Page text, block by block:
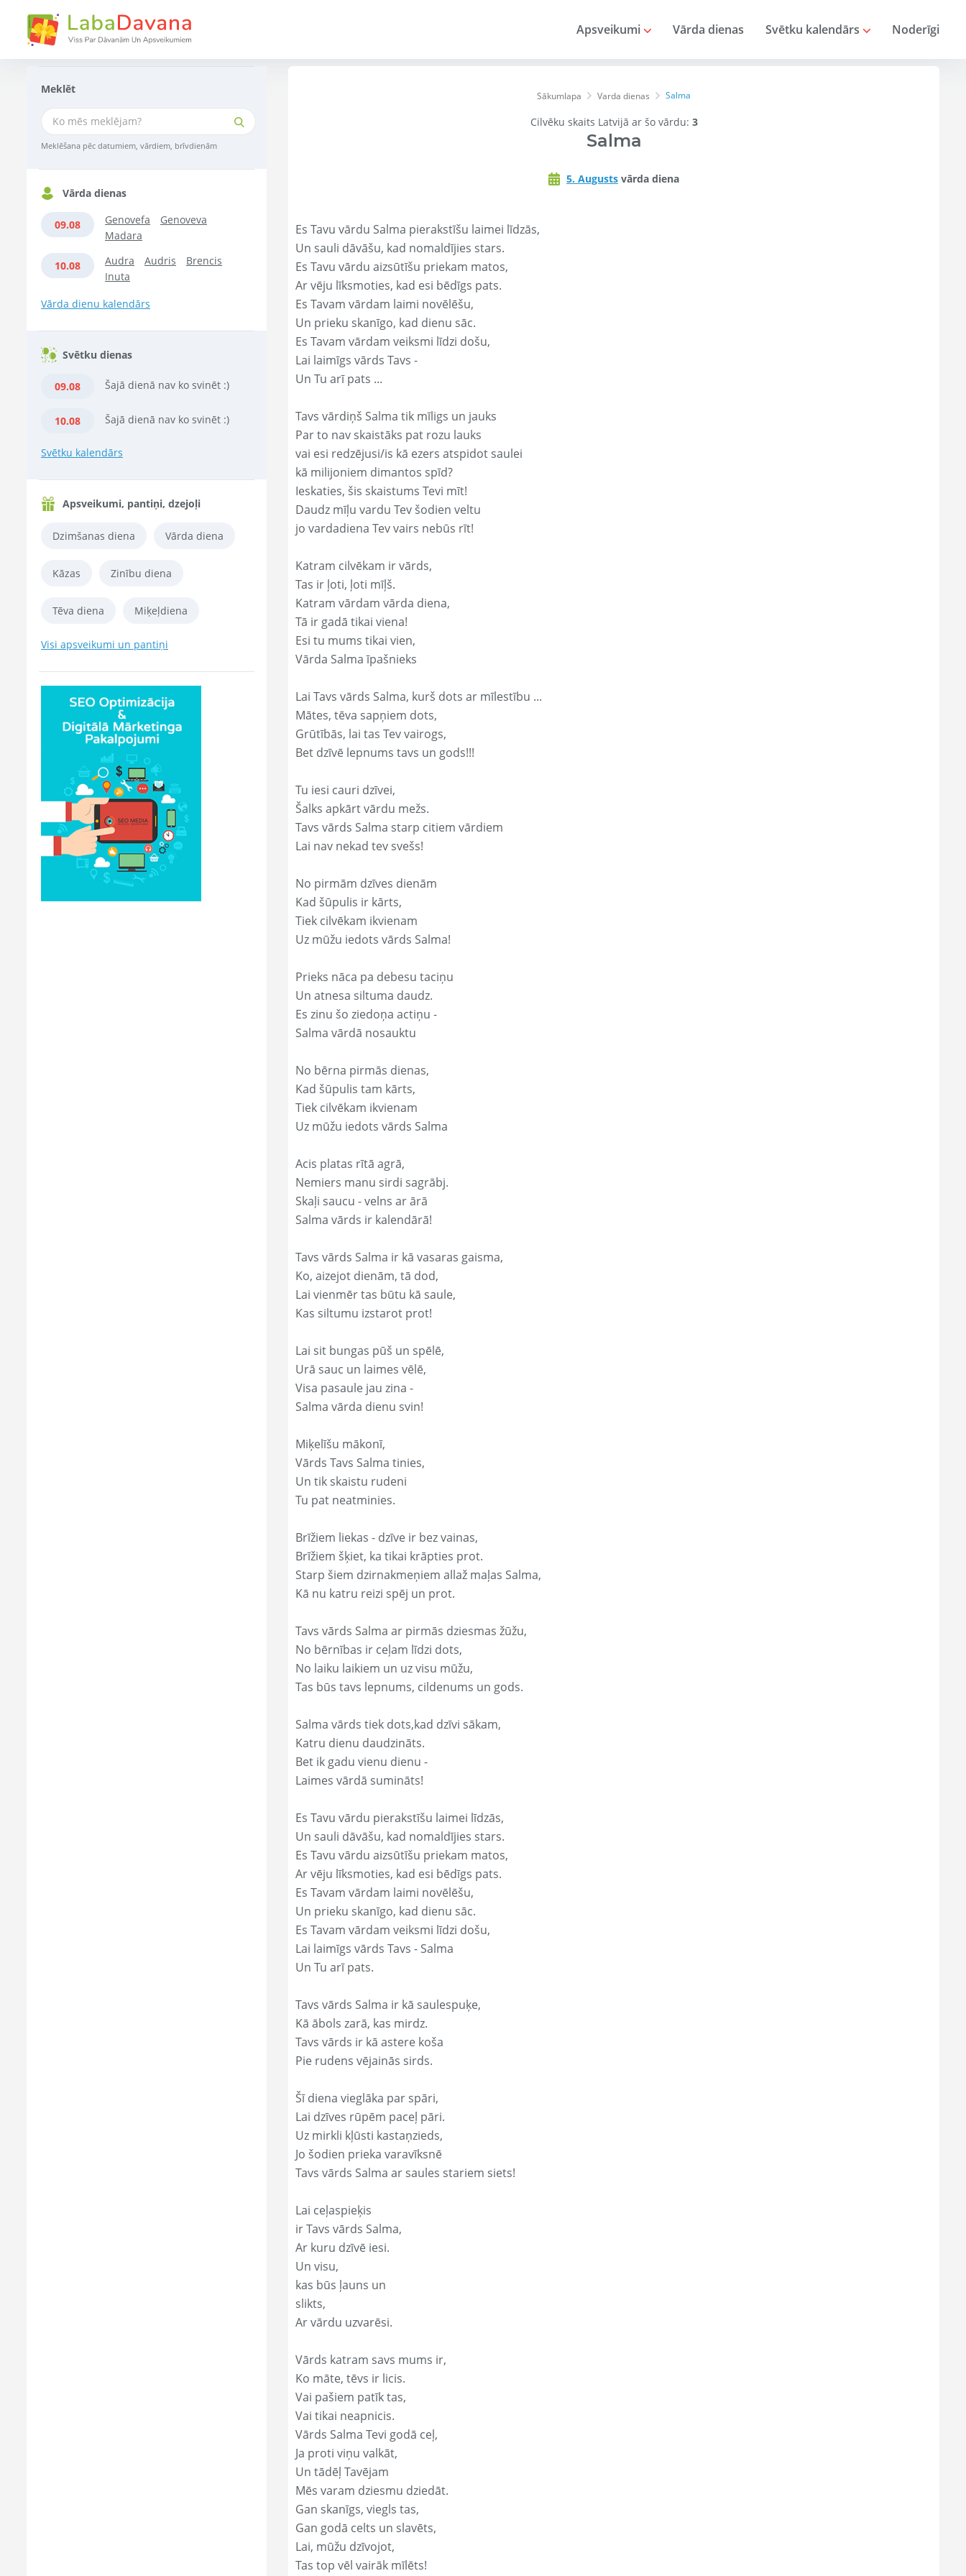
Apsveikumi Vārda dienas Svētku kalendārs Noderīgi
Meklēt
Meklēšana pēc datumiem, vārdiem, brīvdienām
Vārda dienas
09.08 Genovefa
Genoveva
Madara
10.08 Audra Audris
Brencis
Inuta
Vārda dienu kalendārs
Svētku dienas
09.08 Šajā dienā nav ko svinēt :)
10.08 Šajā dienā nav ko svinēt :)
Svētku kalendārs
Apsveikumi, pantiņi, dzejoļi
Dzimšanas diena Vārda diena
Kāzas Zinību diena
Tēva diena Miķeļdiena
Visi apsveikumi un pantiņi
Sākumlapa Varda dienas Salma
Cilvēku skaits Latvijā ar šo vārdu: 3
Salma
5. Augusts vārda diena
Es Tavu vārdu Salma pierakstīšu laimei līdzās,
Un sauli dāvāšu, kad nomaldījies stars.
Es Tavu vārdu aizsūtīšu priekam matos,
Ar vēju līksmoties, kad esi bēdīgs pats.
Es Tavam vārdam laimi novēlēšu,
Un prieku skanīgo, kad dienu sāc.
Es Tavam vārdam veiksmi līdzi došu,
Lai laimīgs vārds Tavs -
Un Tu arī pats ...
Tavs vārdiņš Salma tik mīligs un jauks
Par to nav skaistāks pat rozu lauks
vai esi redzējusi/is kā ezers atspidot saulei
kā milijoniem dimantos spīd?
Ieskaties, šis skaistums Tevi mīt!
Daudz mīļu vardu Tev šodien veltu
jo vardadiena Tev vairs nebūs rīt!
Katram cilvēkam ir vārds,
Tas ir ļoti, ļoti mīļš.
Katram vārdam vārda diena,
Tā ir gadā tikai viena!
Esi tu mums tikai vien,
Vārda Salma īpašnieks
Lai Tavs vārds Salma, kurš dots ar mīlestību ...
Mātes, tēva sapņiem dots,
Grūtībās, lai tas Tev vairogs,
Bet dzīvē lepnums tavs un gods!!!
Tu iesi cauri dzīvei,
Šalks apkārt vārdu mežs.
Tavs vārds Salma starp citiem vārdiem
Lai nav nekad tev svešs!
No pirmām dzīves dienām
Kad šūpulis ir kārts,
Tiek cilvēkam ikvienam
Uz mūžu iedots vārds Salma!
Prieks nāca pa debesu taciņu
Un atnesa siltuma daudz.
Es zinu šo ziedoņa actiņu -
Salma vārdā nosauktu
No bērna pirmās dienas,
Kad šūpulis tam kārts,
Tiek cilvēkam ikvienam
Uz mūžu iedots vārds Salma
Acis platas rītā agrā,
Nemiers manu sirdi sagrābj.
Skaļi saucu - velns ar ārā
Salma vārds ir kalendārā!
Tavs vārds Salma ir kā vasaras gaisma,
Ko, aizejot dienām, tā dod,
Lai vienmēr tas būtu kā saule,
Kas siltumu izstarot prot!
Lai sit bungas pūš un spēlē,
Urā sauc un laimes vēlē,
Visa pasaule jau zina -
Salma vārda dienu svin!
Miķelīšu mākonī,
Vārds Tavs Salma tinies,
Un tik skaistu rudeni
Tu pat neatminies.
Brīžiem liekas - dzīve ir bez vainas,
Brīžiem šķiet, ka tikai krāpties prot.
Starp šiem dzirnakmeņiem allaž maļas Salma,
Kā nu katru reizi spēj un prot.
Tavs vārds Salma ar pirmās dziesmas žūžu,
No bērnības ir ceļam līdzi dots,
No laiku laikiem un uz visu mūžu,
Tas būs tavs lepnums, cildenums un gods.
Salma vārds tiek dots,kad dzīvi sākam,
Katru dienu daudzināts.
Bet ik gadu vienu dienu -
Laimes vārdā sumināts!
Es Tavu vārdu pierakstīšu laimei līdzās,
Un sauli dāvāšu, kad nomaldījies stars.
Es Tavu vārdu aizsūtīšu priekam matos,
Ar vēju līksmoties, kad esi bēdīgs pats.
Es Tavam vārdam laimi novēlēšu,
Un prieku skanīgo, kad dienu sāc.
Es Tavam vārdam veiksmi līdzi došu,
Lai laimīgs vārds Tavs - Salma
Un Tu arī pats.
Tavs vārds Salma ir kā saulespuķe,
Kā ābols zarā, kas mirdz.
Tavs vārds ir kā astere koša
Pie rudens vējainās sirds.
Šī diena vieglāka par spāri,
Lai dzīves rūpēm paceļ pāri.
Uz mirkli kļūsti kastaņzieds,
Jo šodien prieka varavīksnē
Tavs vārds Salma ar saules stariem siets!
Lai ceļaspieķis
ir Tavs vārds Salma,
Ar kuru dzīvē iesi.
Un visu,
kas būs ļauns un
slikts,
Ar vārdu uzvarēsi.
Vārds katram savs mums ir,
Ko māte, tēvs ir licis.
Vai pašiem patīk tas,
Vai tikai neapnicis.
Vārds Salma Tevi godā ceļ,
Ja proti viņu valkāt,
Un tādēļ Tavējam
Mēs varam dziesmu dziedāt.
Gan skanīgs, viegls tas,
Gan godā celts un slavēts,
Lai, mūžu dzīvojot,
Tas top vēl vairāk mīlēts!